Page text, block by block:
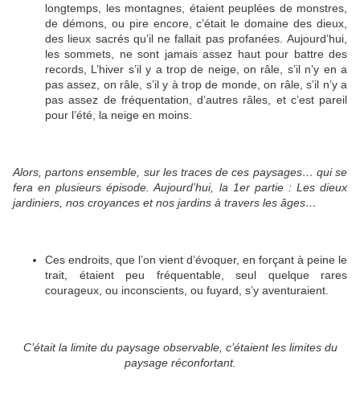
longtemps, les montagnes, étaient peuplées de monstres,
de démons, ou pire encore, c’était le domaine des dieux,
des lieux sacrés qu’il ne fallait pas profanées. Aujourd’hui,
les sommets, ne sont jamais assez haut pour battre des
records, L’hiver s’il y a trop de neige, on râle, s’il n’y en a
pas assez, on râle, s’il y à trop de monde, on râle, s’il n’y a
pas assez de fréquentation, d’autres râles, et c’est pareil
pour l’été, la neige en moins.
Alors, partons ensemble, sur les traces de ces paysages… qui se
fera en plusieurs épisode. Aujourd’hui, la 1er partie : Les dieux
jardiniers, nos croyances et nos jardins à travers les âges…
Ces endroits, que l’on vient d’évoquer, en forçant à peine le
trait, étaient peu fréquentable, seul quelque rares
courageux, ou inconscients, ou fuyard, s’y aventuraient.
C’était la limite du paysage observable, c’étaient les limites du
paysage réconfortant.